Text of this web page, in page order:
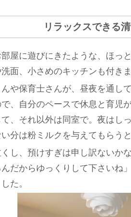
リラックスできる
屋に遊びにきたような、ほっ
面、 小さめのキッチンも付き
や保育士さんが、昼夜を通し
、自分のペースで休息と育児
、それ以外は同室で。夜はし
分は粉ミルクを与えてもらう
し、預けすぎは申し訳ないか
だからゆっくりして下さいね
た。